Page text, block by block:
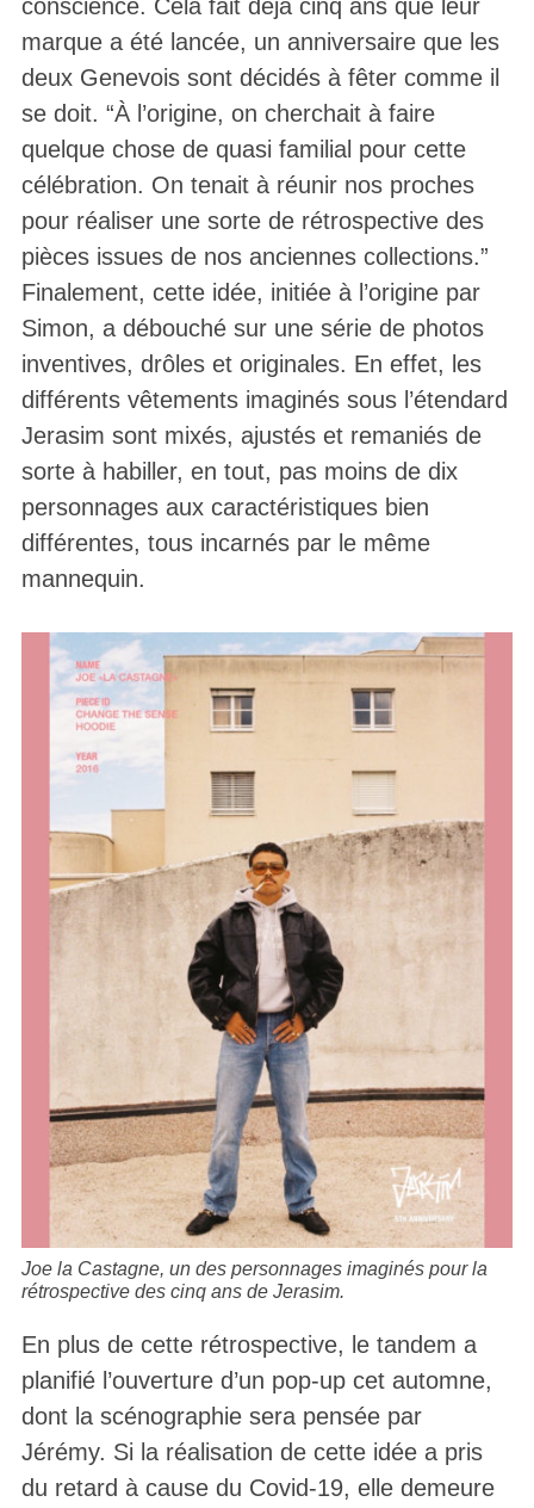
conscience. Cela fait déjà cinq ans que leur
marque a été lancée, un anniversaire que les
deux Genevois sont décidés à fêter comme il
se doit. “À l’origine, on cherchait à faire
quelque chose de quasi familial pour cette
célébration. On tenait à réunir nos proches
pour réaliser une sorte de rétrospective des
pièces issues de nos anciennes collections.”
Finalement, cette idée, initiée à l’origine par
Simon, a débouché sur une série de photos
inventives, drôles et originales. En effet, les
différents vêtements imaginés sous l’étendard
Jerasim sont mixés, ajustés et remaniés de
sorte à habiller, en tout, pas moins de dix
personnages aux caractéristiques bien
différentes, tous incarnés par le même
mannequin.
Joe la Castagne, un des personnages imaginés pour la
rétrospective des cinq ans de Jerasim.
En plus de cette rétrospective, le tandem a
planifié l’ouverture d’un pop-up cet automne,
dont la scénographie sera pensée par
Jérémy. Si la réalisation de cette idée a pris
du retard à cause du Covid-19, elle demeure